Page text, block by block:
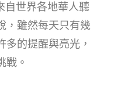
自世界各地華人聽
，雖然每天只有幾
多的提醒與亮光，
戰。